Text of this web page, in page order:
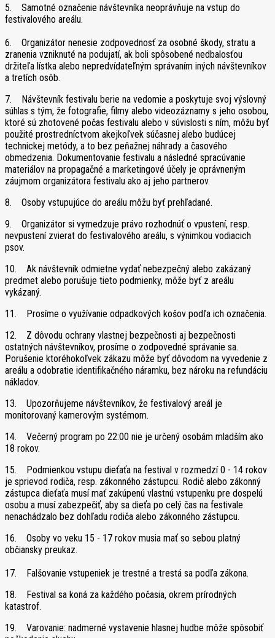
5. Samotné označenie návštevníka neoprávňuje na vstup do
festivalového areálu.
6. Organizátor nenesie zodpovednosť za osobné škody, stratu a
zranenia vzniknuté na podujatí, ak boli spôsobené nedbalosťou
držiteľa lístka alebo nepredvídateľným správaním iných návštevníkov
a tretích osôb.
7. Návštevník festivalu berie na vedomie a poskytuje svoj výslovný
súhlas s tým, že fotografie, filmy alebo videozáznamy s jeho osobou,
ktoré sú zhotovené počas festivalu alebo v súvislosti s ním, môžu byť
použité prostredníctvom akejkoľvek súčasnej alebo budúcej
technickej metódy, a to bez peňažnej náhrady a časového
obmedzenia. Dokumentovanie festivalu a následné spracúvanie
materiálov na propagačné a marketingové účely je oprávneným
záujmom organizátora festivalu ako aj jeho partnerov.
8. Osoby vstupujúce do areálu môžu byť prehľadané.
9. Organizátor si vymedzuje právo rozhodnúť o vpustení, resp.
nevpustení zvierat do festivalového areálu, s výnimkou vodiacich
psov.
10. Ak návštevník odmietne vydať nebezpečný alebo zakázaný
predmet alebo porušuje tieto podmienky, môže byť z areálu
vykázaný.
11. Prosíme o využívanie odpadkových košov podľa ich označenia.
12. Z dôvodu ochrany vlastnej bezpečnosti aj bezpečnosti
ostatných návštevníkov, prosíme o zodpovedné správanie sa.
Porušenie ktoréhokoľvek zákazu môže byť dôvodom na vyvedenie z
areálu a odobratie identifikačného náramku, bez nároku na refundáciu
nákladov.
13. Upozorňujeme návštevníkov, že festivalový areál je
monitorovaný kamerovým systémom.
14. Večerný program po 22:00 nie je určený osobám mladším ako
18 rokov.
15. Podmienkou vstupu dieťaťa na festival v rozmedzí 0 - 14 rokov
je sprievod rodiča, resp. zákonného zástupcu. Rodič alebo zákonný
zástupca dieťaťa musí mať zakúpenú vlastnú vstupenku pre dospelú
osobu a musí zabezpečiť, aby sa dieťa po celý čas na festivale
nenachádzalo bez dohľadu rodiča alebo zákonného zástupcu.
16. Osoby vo veku 15 - 17 rokov musia mať so sebou platný
občiansky preukaz.
17. Falšovanie vstupeniek je trestné a trestá sa podľa zákona.
18. Festival sa koná za každého počasia, okrem prírodných
katastrof.
19. Varovanie: nadmerné vystavenie hlasnej hudbe môže spôsobiť